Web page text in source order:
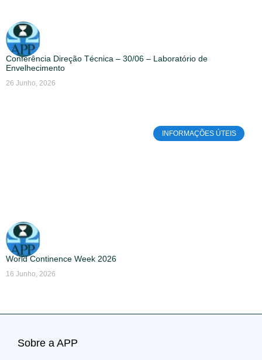
Conferência Direção Técnica – 30/06 – Laboratório de
Envelhecimento
26 Junho, 2026
INFORMAÇÕES ÚTEIS
World Continence Week 2026
16 Junho, 2026
Sobre a APP